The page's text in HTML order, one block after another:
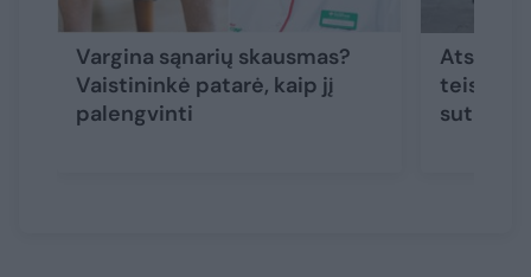
Vargina sąnarių skausmas?
Vaistininkė patarė, kaip jį
palengvinti